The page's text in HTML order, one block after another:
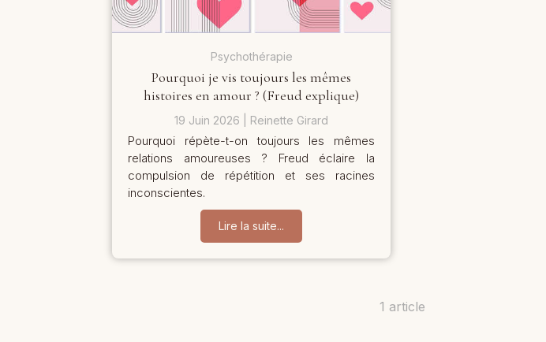
Psychothérapie
Pourquoi je vis toujours les mêmes
histoires en amour ? (Freud explique)
19 Juin 2026 Reinette Girard
Pourquoi répète-t-on toujours les mêmes
relations amoureuses ? Freud éclaire la
compulsion de répétition et ses racines
inconscientes.
Lire la suite...
1 article